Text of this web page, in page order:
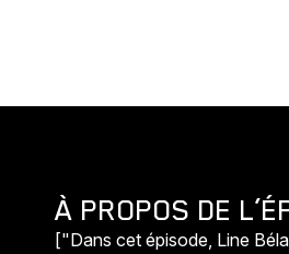
À PROPOS DE
["Dans cet épisode, Line